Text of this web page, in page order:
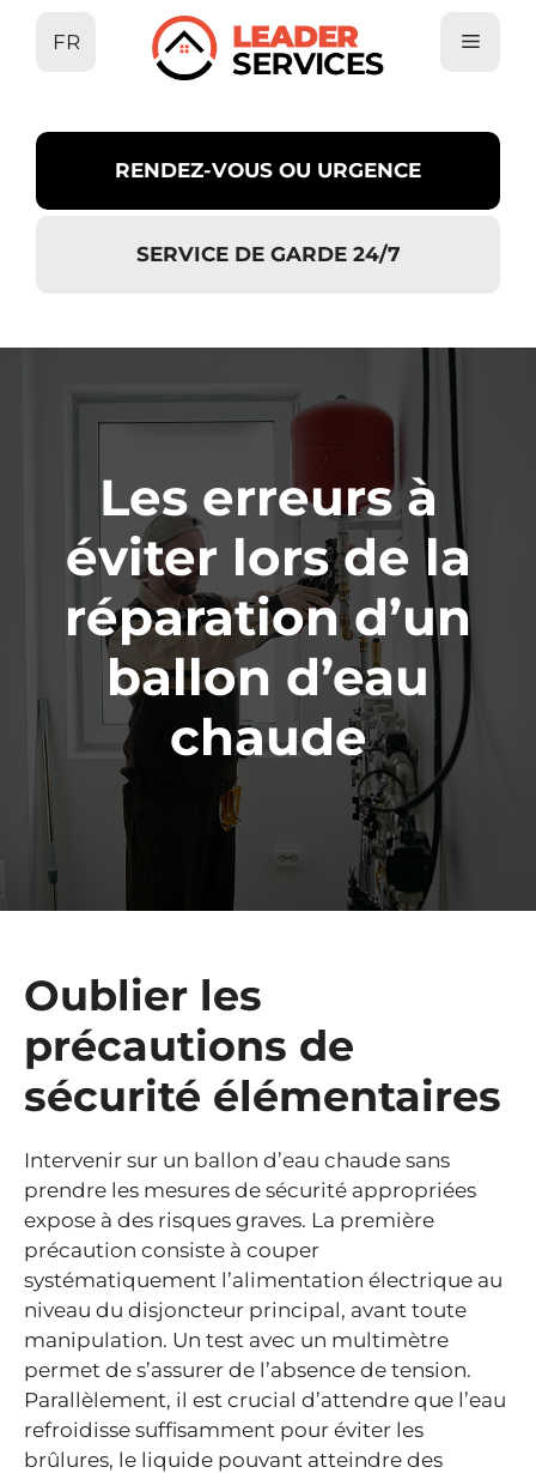
FR
RENDEZ-VOUS OU URGENCE
SERVICE DE GARDE 24/7
Les erreurs à
éviter lors de la
réparation d’un
ballon d’eau
chaude
Oublier les
précautions de
sécurité élémentaires
Intervenir sur un ballon d’eau chaude sans
prendre les mesures de sécurité appropriées
expose à des risques graves. La première
précaution consiste à couper
systématiquement l’alimentation électrique au
niveau du disjoncteur principal, avant toute
manipulation. Un test avec un multimètre
permet de s’assurer de l’absence de tension.
Parallèlement, il est crucial d’attendre que l’eau
refroidisse suffisamment pour éviter les
brûlures, le liquide pouvant atteindre des